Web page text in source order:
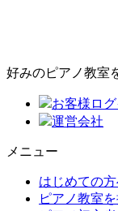
好みのピアノ教室
お客様ロ
運営会社
メニュー
はじめての
ピアノ教室